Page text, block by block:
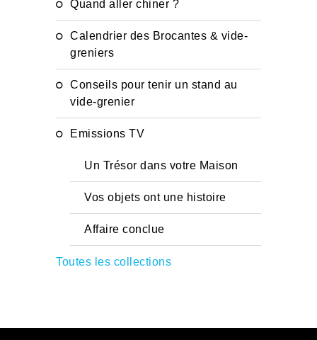
Quand aller chiner ?
Calendrier des Brocantes & vide-
greniers
Conseils pour tenir un stand au
vide-grenier
Emissions TV
Un Trésor dans votre Maison
Vos objets ont une histoire
Affaire conclue
Toutes les collections